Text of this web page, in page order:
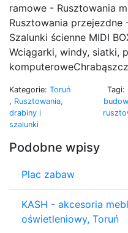
ramowe - Rusztowania
Rusztowania
Szalunki ścienne MIDI
Wciągarki, windy, siatki,
Kategorie: Toruń
, Rusztowania,
drabiny i
szalunki
Tagi:
Podobne wpisy
Plac zabaw
KASH - akcesoria
oświetleniowy, Toruń